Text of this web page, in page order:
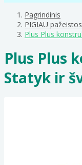
Pagrindinis
PIGIAU
Plus Plus
Plus Plus
Statyk ir